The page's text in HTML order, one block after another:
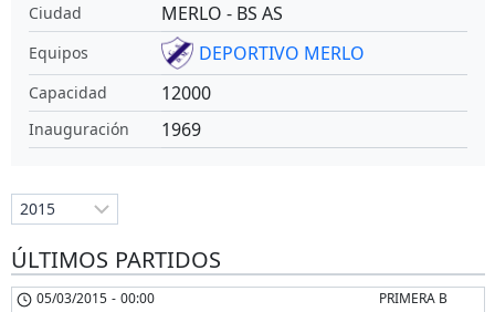
Ciudad MERLO - BS AS
Equipos DEPORTIVO MERLO
Capacidad 12000
Inauguración 1969
ÚLTIMOS PARTIDOS
PRIMERA B
05/03/2015 - 00:00